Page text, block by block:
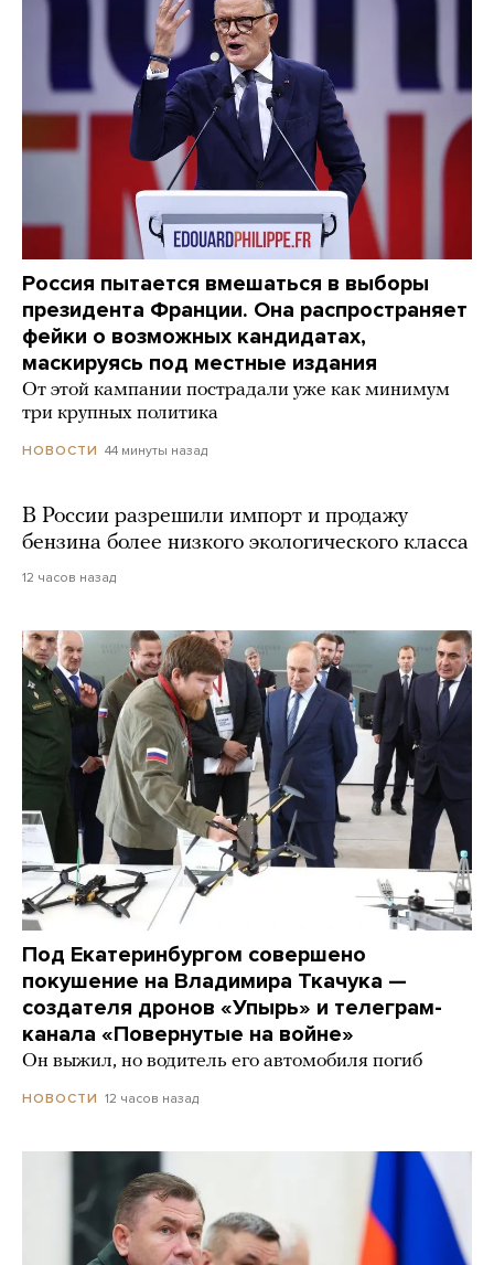
Россия пытается вмешаться в выборы
президента Франции. Она распространяет
фейки о возможных кандидатах,
маскируясь под местные издания
От этой кампании пострадали уже как минимум
три крупных политика
НОВОСТИ 44 минуты назад
В России разрешили импорт и продажу
бензина более низкого экологического класса
12 часов назад
Под Екатеринбургом совершено
покушение на Владимира Ткачука —
создателя дронов «Упырь» и телеграм-
канала «Повернутые на войне»
Он выжил, но водитель его автомобиля погиб
НОВОСТИ 12 часов назад